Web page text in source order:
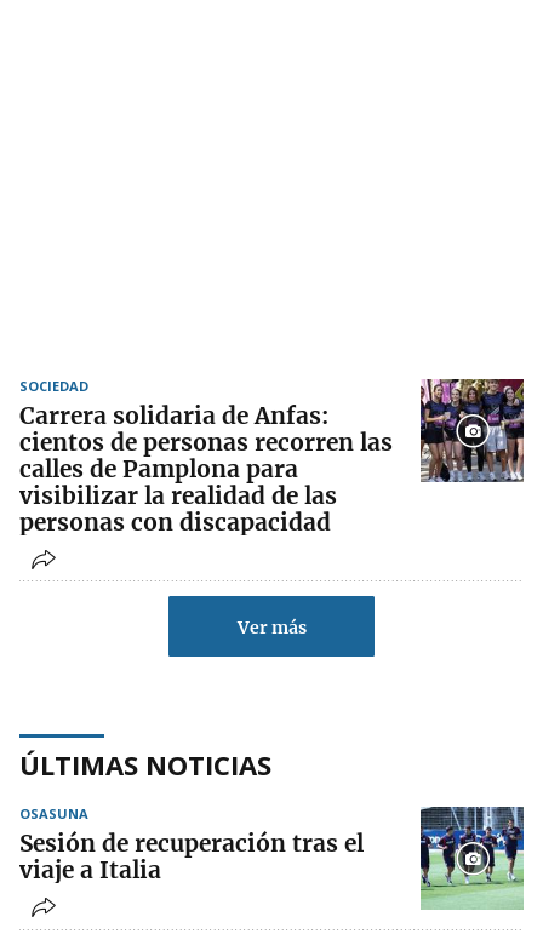
SOCIEDAD
Carrera solidaria de Anfas:
cientos de personas recorren las
calles de Pamplona para
visibilizar la realidad de las
personas con discapacidad
Ver más
ÚLTIMAS NOTICIAS
OSASUNA
Sesión de recuperación tras el
viaje a Italia